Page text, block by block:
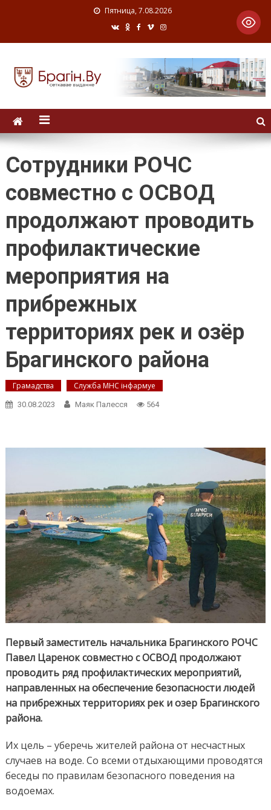
Пятница, 7.08.2026
Сотрудники РОЧС
совместно с ОСВОД
продолжают проводить
профилактические
мероприятия на
прибрежных
территориях рек и озёр
Брагинского района
Грамадства Служба МНС інфармуе
30.08.2023 Маяк Палесся 564
Первый заместитель начальника Брагинского РОЧС
Павел Царенок совместно с ОСВОД продолжают
проводить ряд профилактических мероприятий,
направленных на обеспечение безопасности людей
на прибрежных территориях рек и озер Брагинского
района.
Их цель – уберечь жителей района от несчастных
случаев на воде. Со всеми отдыхающими проводятся
беседы по правилам безопасного поведения на
водоемах.